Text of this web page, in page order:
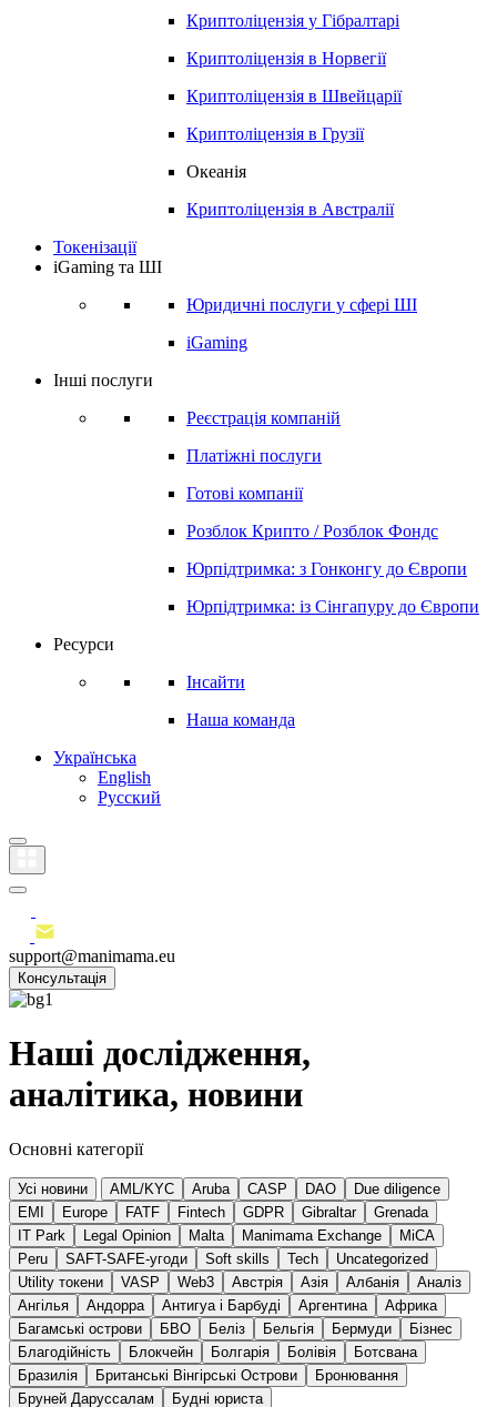
Криптоліцензія у Гібралтарі
Криптоліцензія в Норвегії
Криптоліцензія в Швейцарії
Криптоліцензія в Грузії
Океанія
Криптоліцензія в Австралії
Токенізації
iGaming та ШІ
Юридичні послуги у сфері ШІ
iGaming
Інші послуги
Реєстрація компаній
Платіжні послуги
Готові компанії
Розблок Крипто / Розблок Фондс
Юрпідтримка: з Гонконгу до Європи
Юрпідтримка: із Сінгапуру до Європи
Ресурси
Інсайти
Наша команда
Українська
English
Русский
support@manimama.eu
Консультація
Наші дослідження,
аналітика, новини
Основні категорії
Усі новини AML/KYC Aruba CASP DAO
Due diligence
EMI
Europe FATF Fintech GDPR Gibraltar
Grenada
IT Park
Legal Opinion Malta Manimama Exchange
MiCA
Peru
SAFT-SAFE-угоди Soft skills Tech
Uncategorized
Utility токени
VASP Web3 Австрія Азія Албанія
Аналіз
Ангілья
Андорра Антигуа і Барбуді Аргентина
Африка
Багамські острови
БВО Беліз Бельгія Бермуди
Бізнес
Благодійність
Блокчейн Болгарія Болівія
Ботсвана
Бразилія
Британські Вінгірські Острови
Бронювання
Бруней Даруссалам
Будні юриста